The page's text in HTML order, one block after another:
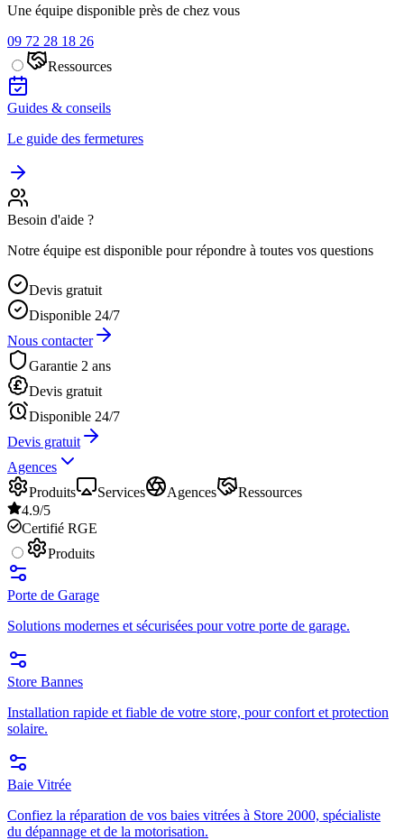
Une équipe disponible près de chez vous
09 72 28 18 26
Ressources
Guides & conseils
Le guide des fermetures
Besoin d'aide ?
Notre équipe est disponible pour répondre à toutes vos questions
Devis gratuit
Disponible 24/7
Nous contacter
Garantie 2 ans
Devis gratuit
Disponible 24/7
Devis gratuit
Agences
Produits
Services Agences
Ressources
4.9/5
Certifié RGE
Produits
Porte de Garage
Solutions modernes et sécurisées pour votre porte de garage.
Store Bannes
Installation rapide et fiable de votre store, pour confort et protection
solaire.
Baie Vitrée
Confiez la réparation de vos baies vitrées à Store 2000, spécialiste
du dépannage et de la motorisation.